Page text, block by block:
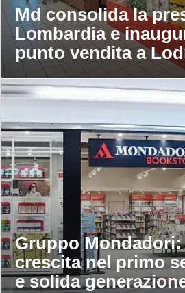
Md consolida la
Lombardia e
punto vendita a
Gruppo
crescita nel primo
e solida